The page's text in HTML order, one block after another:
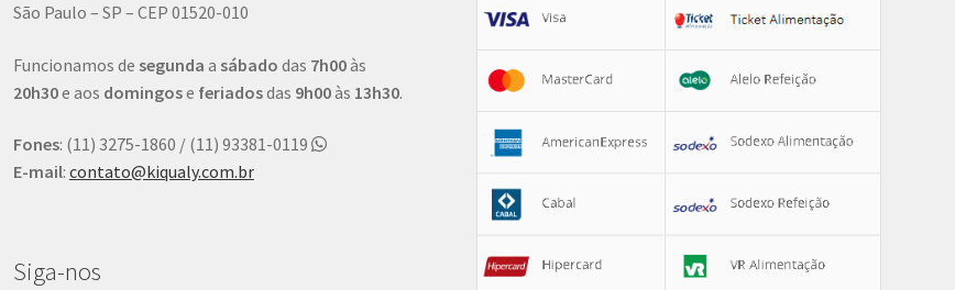
São Paulo – SP – CEP 01520-010
Funcionamos de segunda a sábado das 7h00às
20h30e aos domingose feriadosdas 9h00às 13h30.
Fones: (11) 3275-1860 / (11) 93381-0119
E-mail: contato@kiqualy.com.br
Siga-nos